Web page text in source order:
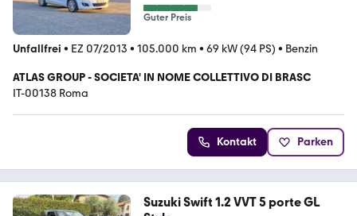
Guter Preis
Unfallfrei • EZ 07/2013 • 105.000 km • 69 kW (94 PS) • Benzin
ATLAS GROUP - SOCIETA' IN NOME COLLETTIVO DI BRASC
IT-00138 Roma
Kontakt Parken
Suzuki Swift 1.2 VVT 5 porte GL